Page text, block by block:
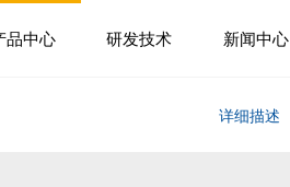
品中心 研发技术 新闻中心
详细描述